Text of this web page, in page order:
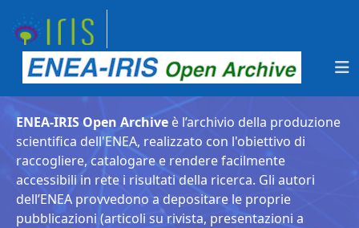
ENEA-IRIS Open Archive è l’archivio della produzione
scientifica dell'ENEA, realizzato con l'obiettivo di
raccogliere, catalogare e rendere facilmente
accessibili in rete i risultati della ricerca. Gli autori
dell’ENEA provvedono a depositare le proprie
pubblicazioni (articoli su rivista, presentazioni a